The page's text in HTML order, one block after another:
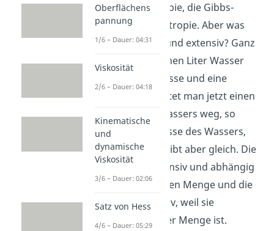
Energie, die Enthalpie, die Gibbs-
Energie und die Entropie. Aber was
bedeutet intensiv und extensiv? Ganz
einfach: stell dir einen Liter Wasser
vor. Er hat eine Masse und eine
Temperatur. Schüttet man jetzt einen
halben Liter des Wassers weg, so
ändert sich die Masse des Wassers,
die Temperatur bleibt aber gleich. Die
Masse ist also extensiv und abhängig
von der betrachteten Menge und die
Temperatur intensiv, weil sie
unabhängig von der Menge ist.
Oberflächens
pannung
1/6 – Dauer: 04:31
Viskosität
2/6 – Dauer: 04:18
Kinematische
und
dynamische
Viskosität
3/6 – Dauer: 02:06
Satz von Hess
4/6 – Dauer: 05:29